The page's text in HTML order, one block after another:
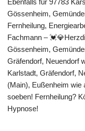
Ebenfalls für 97783
Gössenheim,
Fernheilung,
Fachmann –
Gössenheim,
Gräfendorf, Neuendorf
Karlstadt, Gräfendorf,
(Main), Eußenheim wie
soeben! Fernheilung?
Hypnose!